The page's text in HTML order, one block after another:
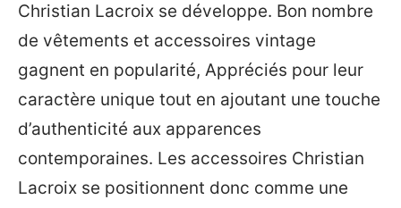
Christian Lacroix se développe. Bon nombre
de vêtements et accessoires vintage
gagnent en popularité, Appréciés pour leur
caractère unique tout en ajoutant une touche
d’authenticité aux apparences
contemporaines. Les accessoires Christian
Lacroix se positionnent donc comme une